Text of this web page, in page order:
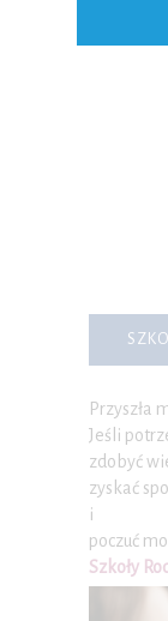
Przyszła
Jeśli
zdobyć
zyskać
i
poczuć
Szkoły